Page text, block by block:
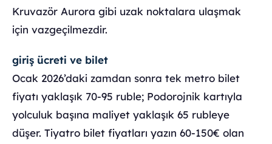
Kruvazör Aurora gibi uzak noktalara ulaşmak
için vazgeçilmezdir.
giriş ücreti ve bilet
Ocak 2026’daki zamdan sonra tek metro bilet
fiyatı yaklaşık 70-95 ruble; Podorojnik kartıyla
yolculuk başına maliyet yaklaşık 65 rubleye
düşer. Tiyatro bilet fiyatları yazın 60-150€ olan